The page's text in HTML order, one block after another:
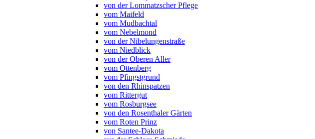
von der Lommatzscher Pflege
vom Maifeld
vom Mudbachtal
vom Nebelmond
von der Nibelungenstraße
vom Niedblick
von der Oberen Aller
vom Ottenberg
vom Pfingstgrund
von den Rhinspatzen
vom Rittergut
vom Rosburgsee
von den Rosenthaler Gärten
vom Roten Prinz
von Santee-Dakota